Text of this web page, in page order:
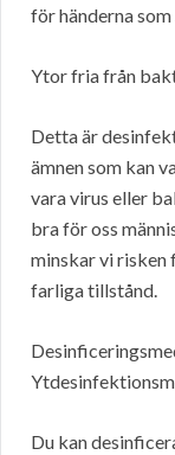
för händerna
Ytor fria från
Detta är
ämnen som kan
vara virus eller
bra för oss
minskar vi risken
farliga tillstånd.
Du kan